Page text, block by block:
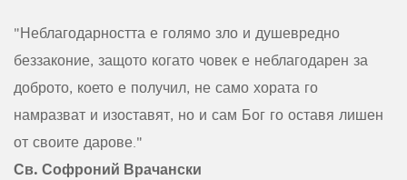
"Неблагодарността е голямо зло и душевредно
беззаконие, защото когато човек е неблагодарен за
доброто, което е получил, не само хората го
намразват и изоставят, но и сам Бог го оставя лишен
от своите дарове."
Св. Софроний Врачански